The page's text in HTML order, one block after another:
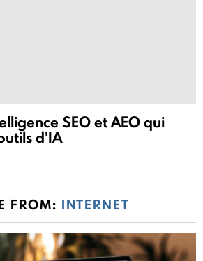
SEO et AEO qui
d'IA
FROM: INTERNET